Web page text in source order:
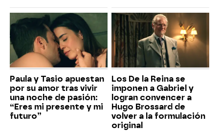
Paula y Tasio apuestan
por su amor tras vivir
una noche de pasión:
“Eres mi presente y mi
futuro”
Los De la Reina se
imponen a Gabriel y
logran convencer a
Hugo Brossard de
volver a la formulación
original